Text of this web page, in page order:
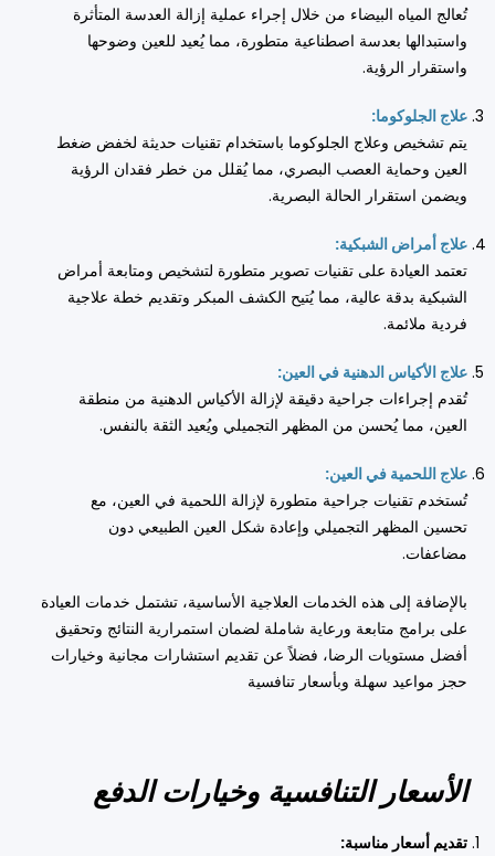
تُعالج المياه البيضاء من خلال إجراء عملية إزالة العدسة المتأثرة
واستبدالها بعدسة اصطناعية متطورة، مما يُعيد للعين وضوحها
واستقرار الرؤية.
علاج الجلوكوما:
يتم تشخيص وعلاج الجلوكوما باستخدام تقنيات حديثة لخفض ضغط
العين وحماية العصب البصري، مما يُقلل من خطر فقدان الرؤية
ويضمن استقرار الحالة البصرية.
علاج أمراض الشبكية:
تعتمد العيادة على تقنيات تصوير متطورة لتشخيص ومتابعة أمراض
الشبكية بدقة عالية، مما يُتيح الكشف المبكر وتقديم خطة علاجية
فردية ملائمة.
علاج الأكياس الدهنية في العين:
تُقدم إجراءات جراحية دقيقة لإزالة الأكياس الدهنية من منطقة
العين، مما يُحسن من المظهر التجميلي ويُعيد الثقة بالنفس.
علاج اللحمية في العين:
تُستخدم تقنيات جراحية متطورة لإزالة اللحمية في العين، مع
تحسين المظهر التجميلي وإعادة شكل العين الطبيعي دون
مضاعفات.
بالإضافة إلى هذه الخدمات العلاجية الأساسية، تشتمل خدمات العيادة
على برامج متابعة ورعاية شاملة لضمان استمرارية النتائج وتحقيق
أفضل مستويات الرضا، فضلاً عن تقديم استشارات مجانية وخيارات
حجز مواعيد سهلة وبأسعار تنافسية
الأسعار التنافسية وخيارات الدفع
تقديم أسعار مناسبة: